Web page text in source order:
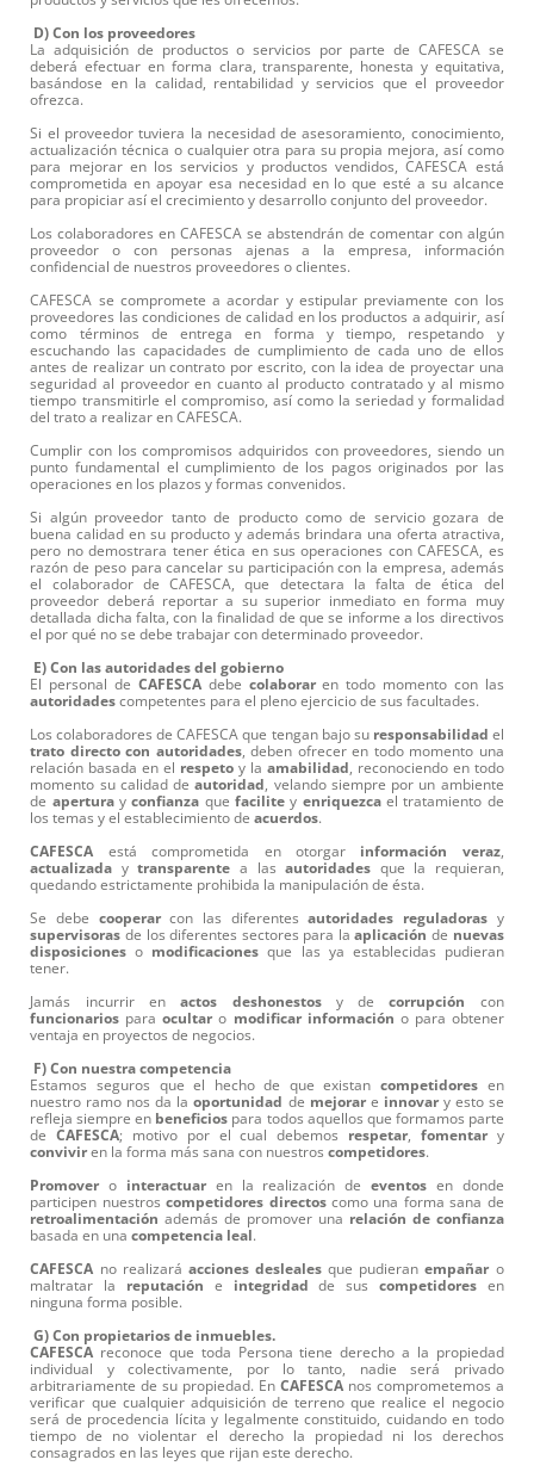
D) Con los proveedores
La adquisición de productos o servicios por parte de CAFESCA se
deberá efectuar en forma clara, transparente, honesta y equitativa,
basándose en la calidad, rentabilidad y servicios que el proveedor
ofrezca.
Si el proveedor tuviera la necesidad de asesoramiento, conocimiento,
actualización técnica o cualquier otra para su propia mejora, así como
para mejorar en los servicios y productos vendidos, CAFESCA está
comprometida en apoyar esa necesidad en lo que esté a su alcance
para propiciar así el crecimiento y desarrollo conjunto del proveedor.
Los colaboradores en CAFESCA se abstendrán de comentar con algún
proveedor o con personas ajenas a la empresa, información
confidencial de nuestros proveedores o clientes.
CAFESCA se compromete a acordar y estipular previamente con los
proveedores las condiciones de calidad en los productos a adquirir, así
como términos de entrega en forma y tiempo, respetando y
escuchando las capacidades de cumplimiento de cada uno de ellos
antes de realizar un contrato por escrito, con la idea de proyectar una
seguridad al proveedor en cuanto al producto contratado y al mismo
tiempo transmitirle el compromiso, así como la seriedad y formalidad
del trato a realizar en CAFESCA.
Cumplir con los compromisos adquiridos con proveedores, siendo un
punto fundamental el cumplimiento de los pagos originados por las
operaciones en los plazos y formas convenidos.
Si algún proveedor tanto de producto como de servicio gozara de
buena calidad en su producto y además brindara una oferta atractiva,
pero no demostrara tener ética en sus operaciones con CAFESCA, es
razón de peso para cancelar su participación con la empresa, además
el colaborador de CAFESCA, que detectara la falta de ética del
proveedor deberá reportar a su superior inmediato en forma muy
detallada dicha falta, con la finalidad de que se informe a los directivos
el por qué no se debe trabajar con determinado proveedor.
E) Con las autoridades del gobierno
El personal de CAFESCAdebe colaboraren todo momento con las
autoridades competentes para el pleno ejercicio de sus facultades.
Los colaboradores de CAFESCA que tengan bajo su responsabilidad el
trato directo con autoridades, deben ofrecer en todo momento una
relación basada en el respeto y la amabilidad, reconociendo en todo
momento su calidad deautoridad, velando siempre por un ambiente
de aperturayconfianza quefacilite y enriquezcael tratamiento de
los temas y el establecimiento deacuerdos.
CAFESCA está comprometida en otorgar información veraz,
actualizada ytransparente a lasautoridades que la requieran,
quedando estrictamente prohibida la manipulación de ésta.
Se debe cooperarcon las diferentesautoridades reguladorasy
supervisoras de los diferentes sectores para laaplicación de nuevas
disposiciones o modificaciones que las ya establecidas pudieran
tener.
Jamás incurrir enactos deshonestosy decorrupción con
funcionarios paraocultar o modificar información o para obtener
ventaja en proyectos de negocios.
F) Con nuestra competencia
Estamos seguros que el hecho de que existancompetidores en
nuestro ramo nos da laoportunidad de mejorare innovary esto se
refleja siempre en beneficios para todos aquellos que formamos parte
deCAFESCA; motivo por el cual debemos respetar, fomentary
convivir en la forma más sana con nuestroscompetidores.
Promover o interactuar en la realización deeventos en donde
participen nuestroscompetidores directoscomo una forma sana de
retroalimentación además de promover una relación de confianza
basada en unacompetencia leal.
CAFESCA no realizará acciones desleales que pudieranempañar o
maltratar la reputación e integridad de sus competidoresen
ninguna forma posible.
G) Con propietarios de inmuebles.
CAFESCA reconoce que toda Persona tiene derecho a la propiedad
individual y colectivamente, por lo tanto, nadie será privado
arbitrariamente de su propiedad. En CAFESCAnos comprometemos a
verificar que cualquier adquisición de terreno que realice el negocio
será de procedencia lícita y legalmente constituido, cuidando en todo
tiempo de no violentar el derecho la propiedad ni los derechos
consagrados en las leyes que rijan este derecho.